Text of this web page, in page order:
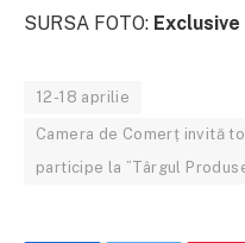
SURSA FOTO:
12-18 aprilie
Camera de Comerț invită
participe la ”Târgul